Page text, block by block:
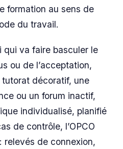
formation au sens de
du travail.
qui va faire basculer le
ou de l’acceptation,
tutorat décoratif, une
ou un forum inactif,
individualisé, planifié
de contrôle, l’OPCO
relevés de connexion,